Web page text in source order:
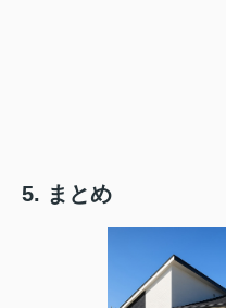
5. まとめ